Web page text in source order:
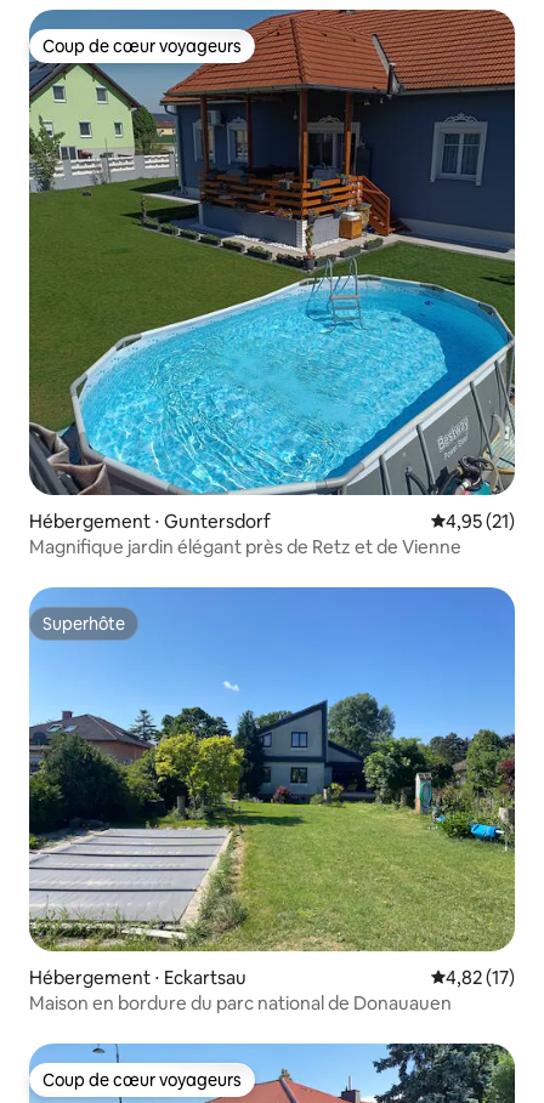
Coup de cœur voyageurs
Coup de cœur voyageurs
Hébergement ⋅ Guntersdorf Évaluation
4,95 (21)
Magnifique jardin élégant près de Retz et de Vienne
Superhôte
Superhôte
Hébergement ⋅ Eckartsau Évaluation
4,82 (17)
Maison en bordure du parc national de Donauauen
Coup de cœur voyageurs
Coup de cœur voyageurs